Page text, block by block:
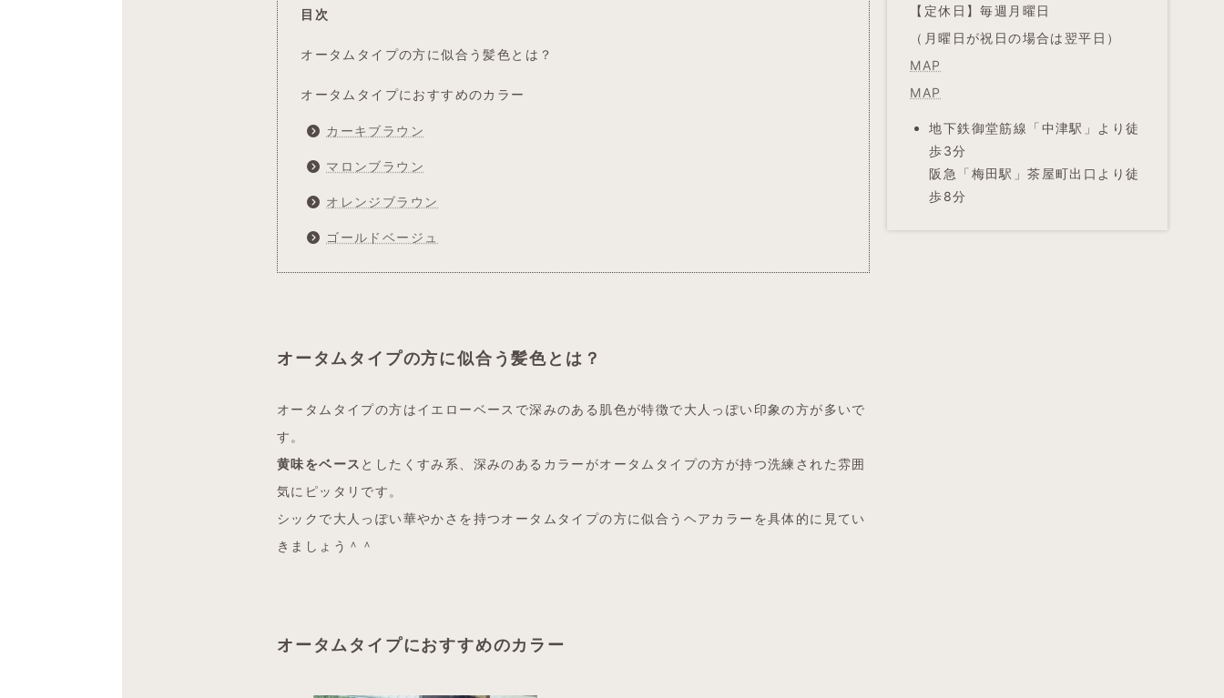
目次
オータムタイプの方に似合う髪色とは？
オータムタイプにおすすめのカラー
カーキブラウン
マロンブラウン
オレンジブラウン
ゴールドベージュ
オータムタイプの方に似合う髪色とは？
オータムタイプの方はイエローベースで深みのある肌色が特徴で大人っぽい印象の方が多いで
す。
黄味をベース としたくすみ系、深みのあるカラーがオータムタイプの方が持つ洗練された雰囲
気にピッタリです。
シックで大人っぽい華やかさを持つオータムタイプの方に似合うヘアカラーを具体的に見てい
きましょう＾＾
オータムタイプにおすすめのカラー
【定休日】毎週月曜日
（月曜日が祝日の場合は翌平日）
MAP
MAP
地下鉄御堂筋線「中津駅」より徒
歩3分
阪急「梅田駅」茶屋町出口より徒
歩8分